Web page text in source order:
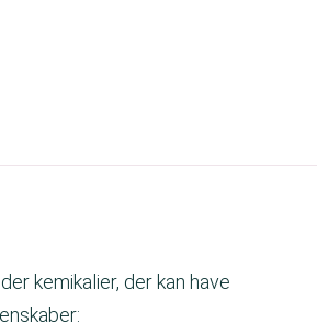
kemikalier, der kan have